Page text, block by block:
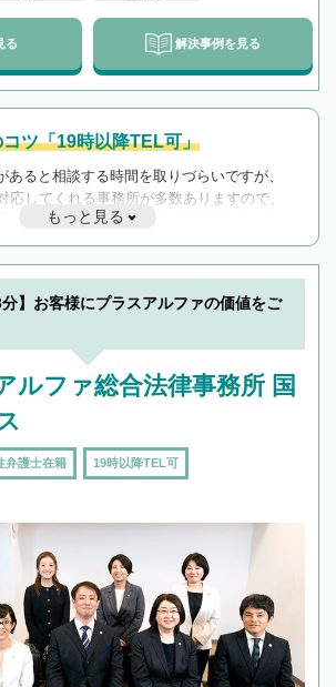
る 解決事例を見る
ツ「19時以降TEL可」
あると相談する時間を取りづらいですが、
応してくれる事務所が多数ありますので、
えそうな場合はそのような事務所に絞り込
ょう。
時以降TEL可の条件
を加えて再検索
もっと見る
分】お客様にプラスアルファの価値をご
ルファ総合法律事務所 国
弁護士在籍 19時以降TEL可